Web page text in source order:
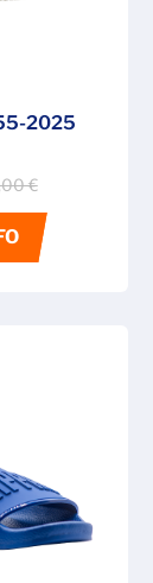
2025
€